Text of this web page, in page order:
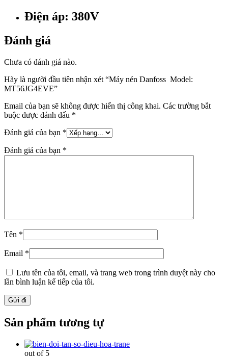
Điện áp: 380V
Đánh giá
Chưa có đánh giá nào.
Hãy là người đầu tiên nhận xét “Máy nén Danfoss Model:
MT56JG4EVE”
Email của bạn sẽ không được hiển thị công khai. Các trường bắt
buộc được đánh dấu *
Đánh giá của bạn *
Đánh giá của bạn *
Tên *
Email *
Lưu tên của tôi, email, và trang web trong trình duyệt này cho
lần bình luận kế tiếp của tôi.
Sản phẩm tương tự
out of 5